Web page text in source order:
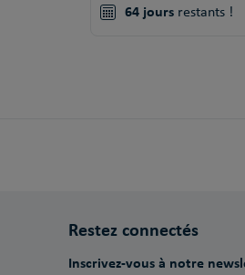
64 jours restants !
Restez connectés
Inscrivez-vous à notre